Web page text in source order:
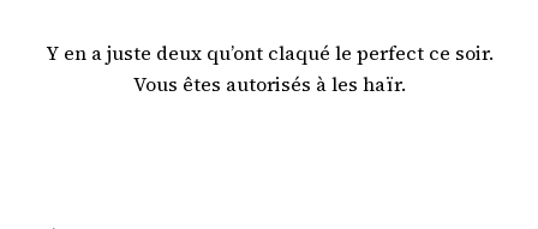
Y en a juste deux qu’ont claqué le perfect ce soir.
Vous êtes autorisés à les haïr.